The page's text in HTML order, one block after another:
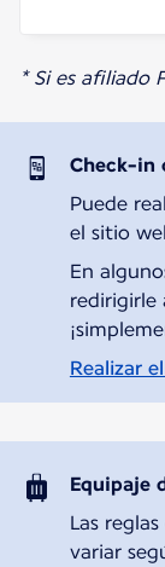
* Si es afiliado
Check-in
Puede
el sitio
En
redirigirle
Realizar
Equipaje
Las
variar